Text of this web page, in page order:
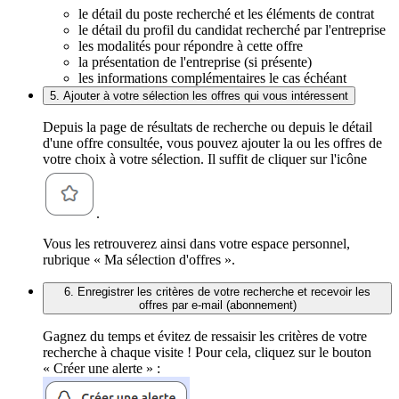
le détail du poste recherché et les éléments de contrat
le détail du profil du candidat recherché par l'entreprise
les modalités pour répondre à cette offre
la présentation de l'entreprise (si présente)
les informations complémentaires le cas échéant
5. Ajouter à votre sélection les offres qui vous intéressent
Depuis la page de résultats de recherche ou depuis le détail
d'une offre consultée, vous pouvez ajouter la ou les offres de
votre choix à votre sélection. Il suffit de cliquer sur l'icône
.
Vous les retrouverez ainsi dans votre espace personnel,
rubrique « Ma sélection d'offres ».
6. Enregistrer les critères de votre recherche et recevoir les
offres par e-mail (abonnement)
Gagnez du temps et évitez de ressaisir les critères de votre
recherche à chaque visite ! Pour cela, cliquez sur le bouton
« Créer une alerte » :